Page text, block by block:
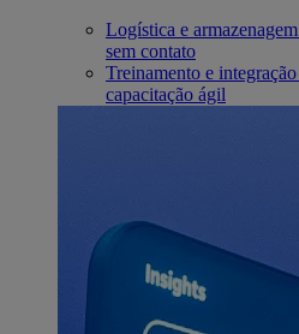
Logística e armazenagem
sem contato
Treinamento e integração
capacitação ágil